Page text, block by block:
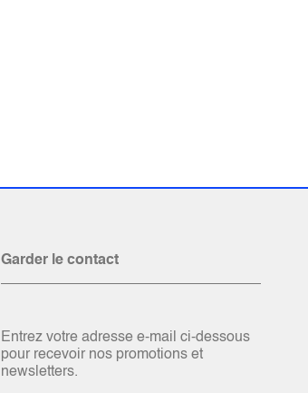
Garder le contact
Entrez votre adresse e-mail ci-dessous
pour recevoir nos promotions et
newsletters.